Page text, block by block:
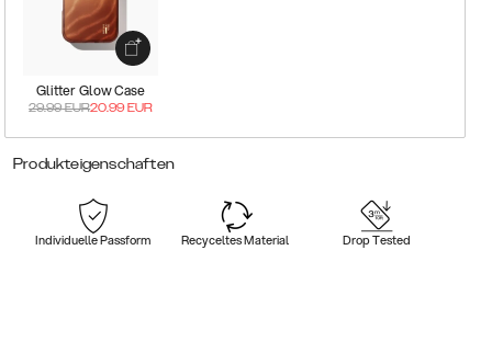
Glitter Glow Case
29.99EUR20.99 EUR
Produkteigenschaften
Individuelle Passform Recyceltes Material Drop Tested